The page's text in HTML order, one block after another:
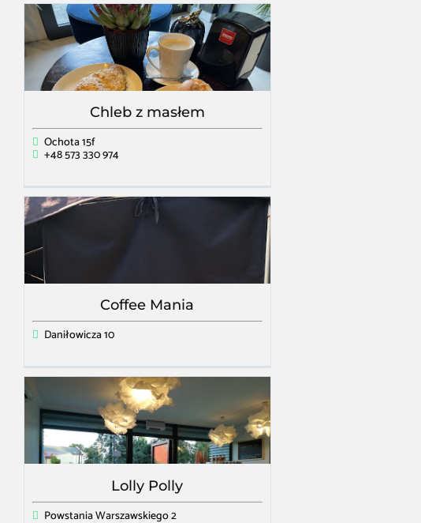
Chleb z masłem
Ochota 15f
+48 573 330 974
Coffee Mania
Daniłowicza 10
Lolly Polly
Powstania Warszawskiego 2